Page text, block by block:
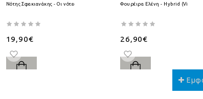
(2Lp Vinyl)
Νότης Σφακιανάκης - Οι νότες είναι 7 ψυχές (2CD)
19,90€
Φουρέιρα Ελένη - Hybrid (Vinyl LP)
26,90€